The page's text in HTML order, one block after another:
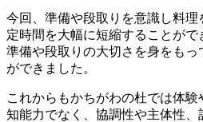
今回、準備や段取りを意識し料理
定時間を大幅に短縮することがで
準備や段取りの大切さを身をもっ
ができました。
これからもかちがわの杜では体験
知能力でなく、協調性や主体性、